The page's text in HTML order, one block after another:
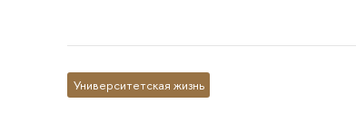
Университетская жизнь